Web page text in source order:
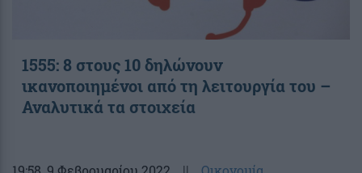
1555: 8 στους 10 δηλώνουν
ικανοποιημένοι από τη λειτουργία του –
Αναλυτικά τα στοιχεία